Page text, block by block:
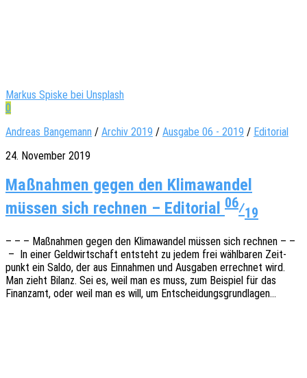
Markus Spiske bei Unsplash
0
Andreas Bangemann / Archiv 2019 / Ausgabe 06 - 2019 / Editorial
24. November 2019
Maßnahmen gegen den Klimawandel
müssen sich rechnen – Editorial 06⁄19
– – – Maßnah­men gegen den Klima­wan­del müssen sich rech­nen – –
– In einer Geld­wirt­schaft entsteht zu jedem frei wähl­ba­ren Zeit­
punkt ein Saldo, der aus Einnah­men und Ausga­ben errech­net wird.
Man zieht Bilanz. Sei es, weil man es muss, zum Beispiel für das
Finanz­amt, oder weil man es will, um Entscheidungsgrundlagen…